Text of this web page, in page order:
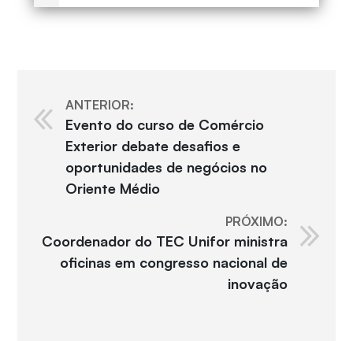
ANTERIOR:
Evento do curso de Comércio
Exterior debate desafios e
oportunidades de negócios no
Oriente Médio
PRÓXIMO:
Coordenador do TEC Unifor ministra
oficinas em congresso nacional de
inovação